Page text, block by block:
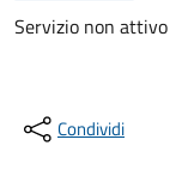
Servizio non attivo
Condividi